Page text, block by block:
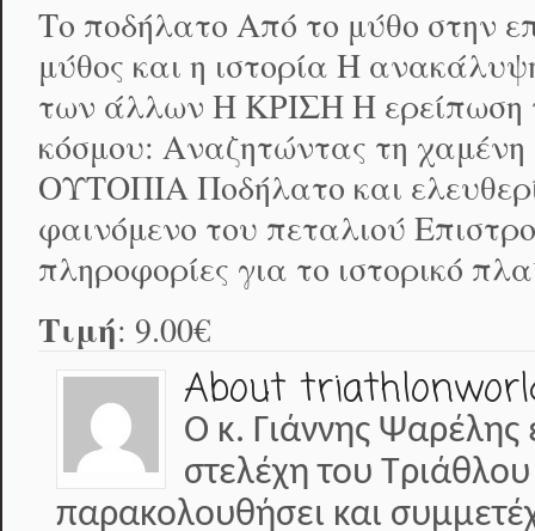
Το ποδήλατο Από το μύθο στην
μύθος και η ιστορία Η
των άλλων Η ΚΡΙΣΗ Η ερείπωση
κόσμου: Αναζητώντας τη
ΟΥΤΟΠΙΑ Ποδήλατο και
φαινόμενο του πεταλιού
πληροφορίες για το ιστορικό
Τιμή: 9.00€
About
Ο κ. Γιάννης Ψαρέλης
στελέχη του
παρακολουθήσει και